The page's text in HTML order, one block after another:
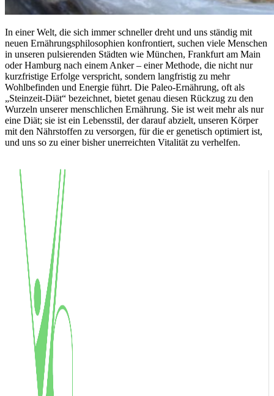
In einer Welt, die sich immer schneller dreht und uns ständig mit
neuen Ernährungsphilosophien konfrontiert, suchen viele Menschen
in unseren pulsierenden Städten wie München, Frankfurt am Main
oder Hamburg nach einem Anker – einer Methode, die nicht nur
kurzfristige Erfolge verspricht, sondern langfristig zu mehr
Wohlbefinden und Energie führt. Die Paleo-Ernährung, oft als
„Steinzeit-Diät“ bezeichnet, bietet genau diesen Rückzug zu den
Wurzeln unserer menschlichen Ernährung. Sie ist weit mehr als nur
eine Diät; sie ist ein Lebensstil, der darauf abzielt, unseren Körper
mit den Nährstoffen zu versorgen, für die er genetisch optimiert ist,
und uns so zu einer bisher unerreichten Vitalität zu verhelfen.